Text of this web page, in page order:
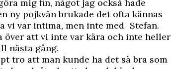
mig fin, något jag också hade
ny pojkvän brukade det ofta kännas
vi var intima, men inte med Stefan.
över att vi inte var kära och inte heller
nästa gång.
tro att man kunde ha det så bra som